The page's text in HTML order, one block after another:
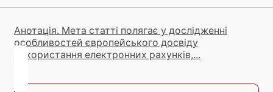
Анотація. Мета статті полягає у дослідженні
особливостей європейського досвіду
використання електронних рахунків,...